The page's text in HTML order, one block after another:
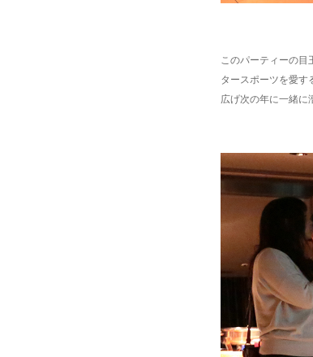
このパーティーの目
タースポーツを愛す
広げ次の年に一緒に